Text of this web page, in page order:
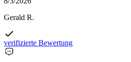
Gerald R.
verifizierte Bewertung